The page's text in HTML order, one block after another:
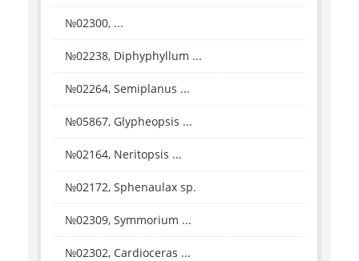
№02300, ...
№02238, Diphyphyllum ...
№02264, Semiplanus ...
№05867, Glypheopsis ...
№02164, Neritopsis ...
№02172, Sphenaulax sp.
№02309, Symmorium ...
№02302, Cardioceras ...